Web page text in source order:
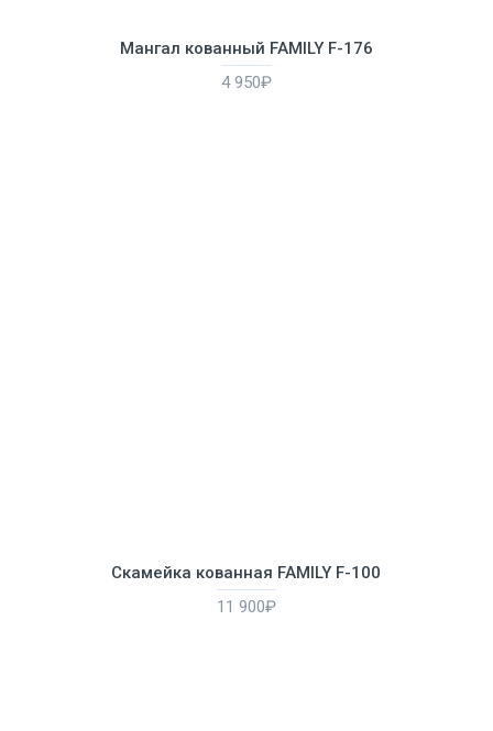
Мангал кованный FAMILY F-176
4 950₽
Скамейка кованная FAMILY F-100
11 900₽